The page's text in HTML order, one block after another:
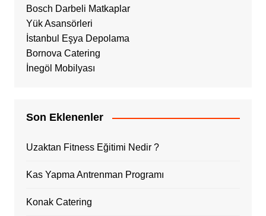
Bosch Darbeli Matkaplar
Yük Asansörleri
İstanbul Eşya Depolama
Bornova Catering
İnegöl Mobilyası
Son Eklenenler
Uzaktan Fitness Eğitimi Nedir ?
Kas Yapma Antrenman Programı
Konak Catering